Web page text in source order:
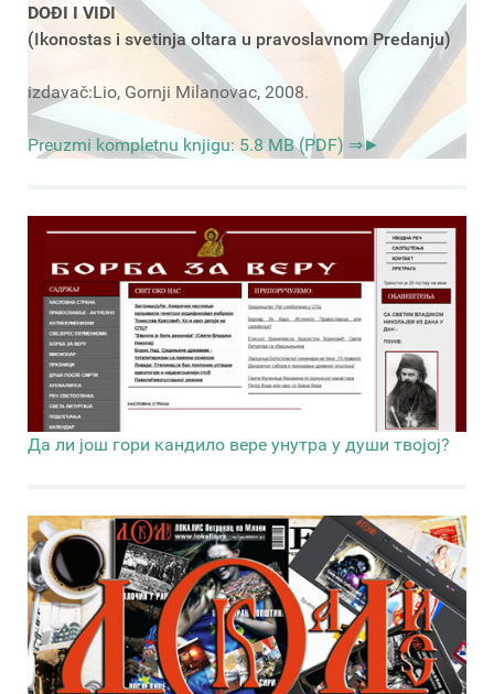
DOĐI I VIDI
(Ikonostas i svetinja oltara u pravoslavnom Predanju)
izdavač:Lio, Gornji Milanovac, 2008.
Preuzmi kompletnu knjigu: 5.8 MB (PDF) ⇒►
Да ли још гори кандило вере унутра у души твојој?